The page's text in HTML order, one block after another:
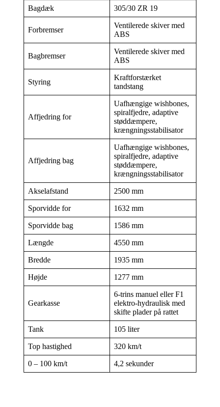
Bagdæk 305/30 ZR 19
Forbremser
Ventilerede skiver med
ABS
Bagbremser
Ventilerede skiver med
ABS
Styring
Kraftforstærket
tandstang
Affjedring for
Uafhængige wishbones,
spiralfjedre, adaptive
støddæmpere,
krængningsstabilisator
Affjedring bag
Uafhængige wishbones,
spiralfjedre, adaptive
støddæmpere,
krængningsstabilisator
Akselafstand 2500 mm
Sporvidde for 1632 mm
Sporvidde bag 1586 mm
Længde 4550 mm
Bredde 1935 mm
Højde 1277 mm
Gearkasse
6-trins manuel eller F1
elektro-hydraulisk med
skifte plader på rattet
Tank 105 liter
Top hastighed 320 km/t
0 – 100 km/t 4,2 sekunder